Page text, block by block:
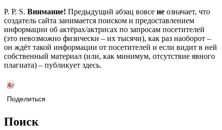
P. P. S. Внимание! Предыдущий абзац вовсе не означает, что
создатель сайта занимается поиском и предоставлением
информации об актёрах/актрисах по запросам посетителей
(это невозможно физически – их тысячи), как раз наоборот –
он ждёт такой информации от посетителей и если видит в ней
собственный материал (или, как минимум, отсутствие явного
плагиата) – публикует здесь.
Поделиться
Поиск